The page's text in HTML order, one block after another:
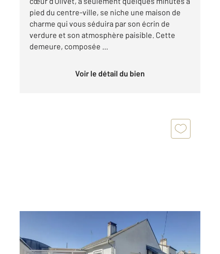
pied du centre-ville, se niche une maison de
charme qui vous séduira par son écrin de
verdure et son atmosphère paisible. Cette
demeure, composée ...
Voir le détail du bien
Ref : 147